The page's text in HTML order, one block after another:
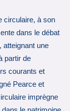
circulaire, à son
dans le débat
atteignant une
partir de
courants et
Pearce et
imprègne